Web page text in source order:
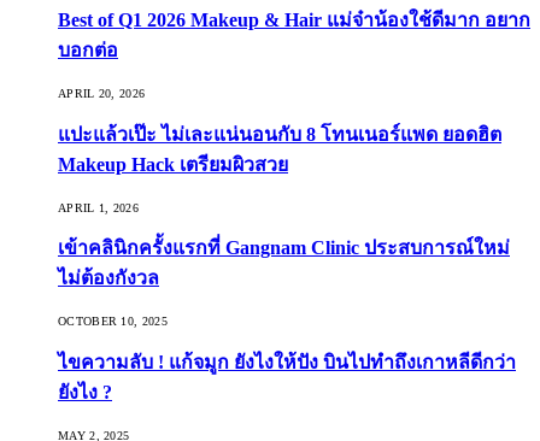
Best of Q1 2026 Makeup & Hair แม่จ๋าน้องใช้ดีมาก อยาก
บอกต่อ
APRIL 20, 2026
แปะแล้วเป๊ะ ไม่เละแน่นอนกับ 8 โทนเนอร์แพด ยอดฮิต
Makeup Hack เตรียมผิวสวย
APRIL 1, 2026
เข้าคลินิกครั้งแรกที่ Gangnam Clinic ประสบการณ์ใหม่
ไม่ต้องกังวล
OCTOBER 10, 2025
ไขความลับ ! แก้จมูก ยังไงให้ปัง บินไปทำถึงเกาหลีดีกว่า
ยังไง ?
MAY 2, 2025